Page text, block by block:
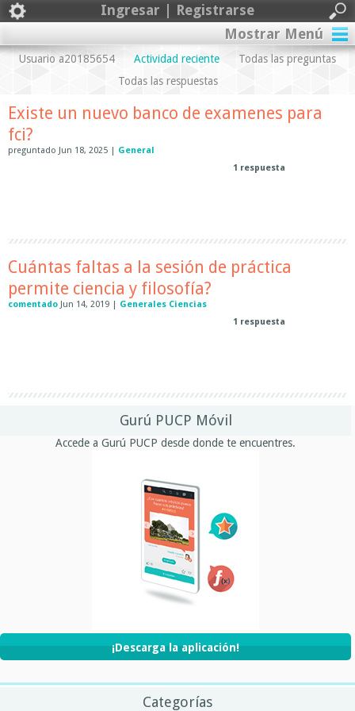
Ingresar | Registrarse
Mostrar Menú
Usuario a20185654 Actividad reciente
Todas las preguntas
Todas las respuestas
Existe un nuevo banco de examenes para
fci?
preguntado Jun 18, 2025 | General
1 respuesta
Cuántas faltas a la sesión de práctica
permite ciencia y filosofía?
comentado Jun 14, 2019 | Generales Ciencias
1 respuesta
Gurú PUCP Móvil
Accede a Gurú PUCP desde donde te encuentres.
¡Descarga la aplicación!
Categorías